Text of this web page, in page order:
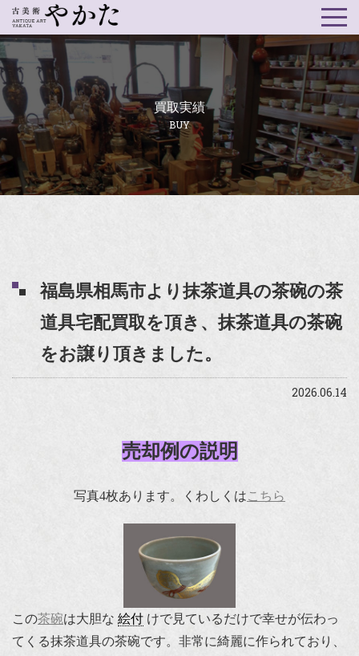
買取実績
BUY
福島県相馬市より抹茶道具の茶碗の茶
道具宅配買取を頂き、抹茶道具の茶碗
をお譲り頂きました。
2026.06.14
売却例の説明
写真4枚あります。くわしくはこちら
この茶碗は大胆な 絵付 けで見ているだけで幸せが伝わっ
てくる抹茶道具の茶碗です。非常に綺麗に作られており、